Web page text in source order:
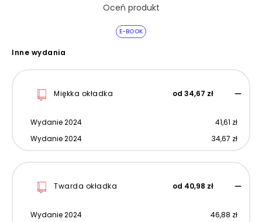
E-BOOK
Oceń produkt
Inne wydania
Miękka okładka od 34,67 zł
Wydanie 2024
41,61 zł
Wydanie 2024
34,67 zł
Twarda okładka od 40,98 zł
Wydanie 2024
46,88 zł